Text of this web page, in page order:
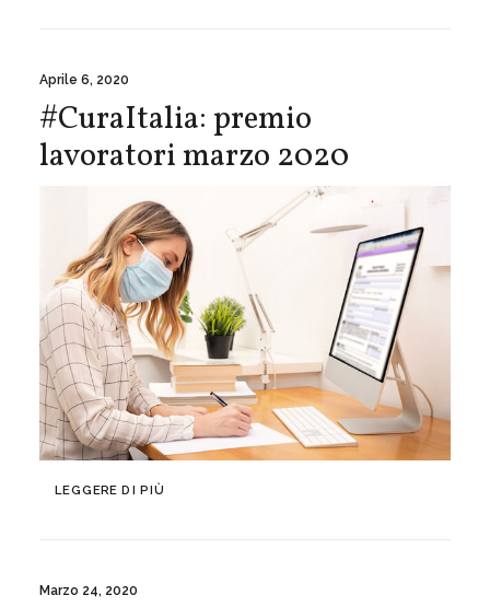
Aprile 6, 2020
#CuraItalia: premio
lavoratori marzo 2020
LEGGERE DI PIÙ
Marzo 24, 2020